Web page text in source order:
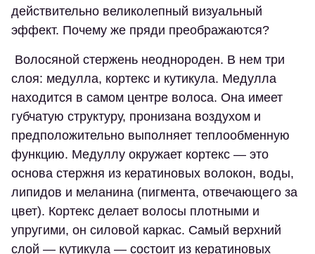
действительно великолепный визуальный
эффект. Почему же пряди преображаются?
Волосяной стержень неоднороден. В нем три
слоя: медулла, кортекс и кутикула. Медулла
находится в самом центре волоса. Она имеет
губчатую структуру, пронизана воздухом и
предположительно выполняет теплообменную
функцию. Медуллу окружает кортекс — это
основа стержня из кератиновых волокон, воды,
липидов и меланина (пигмента, отвечающего за
цвет). Кортекс делает волосы плотными и
упругими, он силовой каркас. Самый верхний
слой — кутикула — состоит из кератиновых